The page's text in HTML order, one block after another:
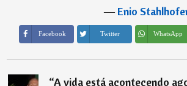
―Enio
Facebook Twitter WhatsApp
“A vida está acontecendo